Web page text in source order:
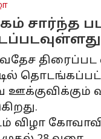
சார்ந்த
திரைப்பட
ஊக்குவிக்கும்
விழா